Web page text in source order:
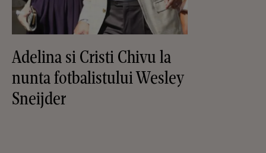
Adelina si Cristi Chivu la
nunta fotbalistului Wesley
Sneijder